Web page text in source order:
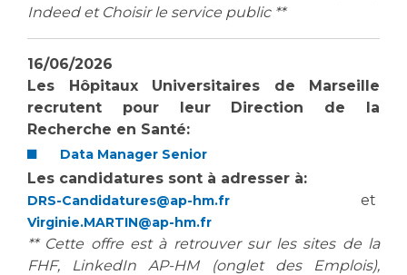
Vos représentants
La Commission Des Usagers (CDU)
Les Comités Locaux des Usagers
Le projet des usagers
Communiqués de presse
Dossiers de presse
Médiathèque
Fournisseurs
Rôles et missions
Liste des marchés conclus
Documents utiles
Indeed et Choisir le service public **
16/06/2026
Les Hôpitaux Universitaires de Marseille
recrutent pour leur Direction de la
Recherche en Santé:
Data Manager Senior
Les candidatures sont à adresser à:
DRS-Candidatures@ap-hm.fr et
Virginie.MARTIN@ap-hm.fr
** Cette offre est à retrouver sur les sites de la
FHF, LinkedIn AP-HM (onglet des Emplois),